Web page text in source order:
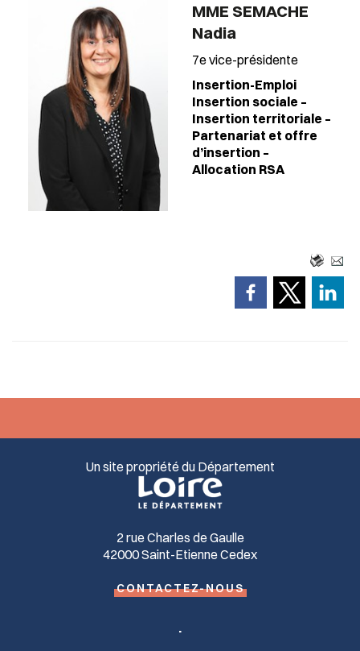
MME SEMACHE
Nadia
7e vice-présidente
Insertion-Emploi
Insertion sociale –
Insertion territoriale –
Partenariat et offre
d’insertion –
Allocation RSA
Un site propriété du Département
2 rue Charles de Gaulle
42000 Saint-Etienne Cedex
CONTACTEZ-NOUS
.